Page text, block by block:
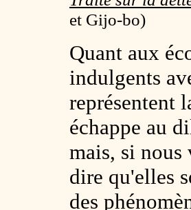
et Gijo-bo)
Quant aux
indulgents
représentent
échappe au
mais, si nous
dire qu'elles
des